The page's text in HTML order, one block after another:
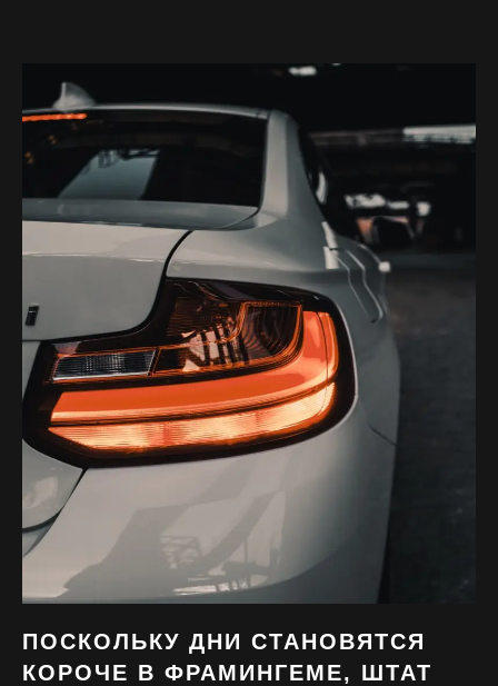
ПОСКОЛЬКУ ДНИ СТАНОВЯТСЯ
КОРОЧЕ В ФРАМИНГЕМЕ, ШТАТ